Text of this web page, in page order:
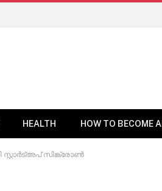
HEALTH HOW TO BECOME
സ്റ്റാർ‍ട്അപ് സിങ്ക്രോൺ